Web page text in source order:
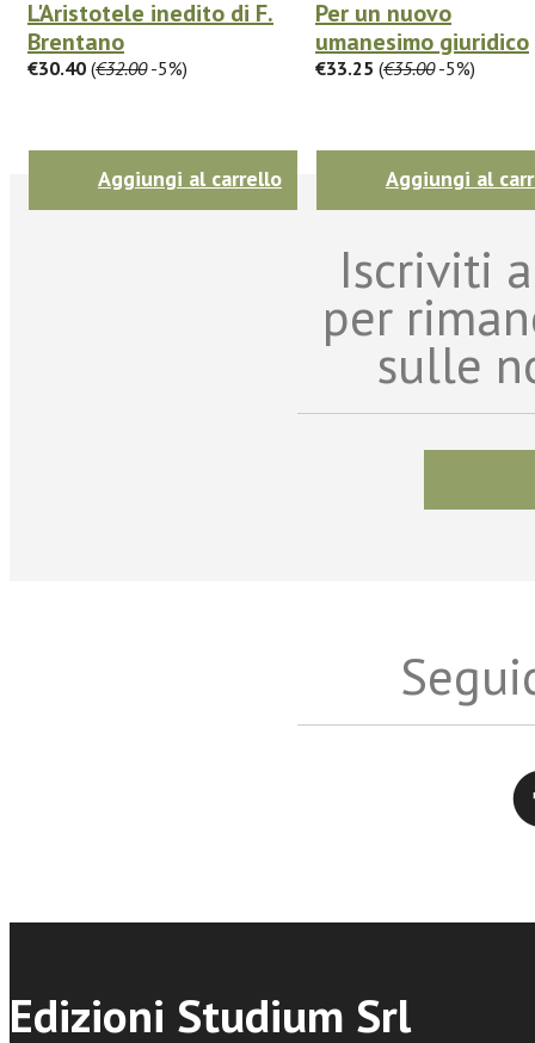
L'Aristotele inedito di F.
Brentano
€30.40 (€32.00-5%)
Aggiungi al carrello
Per un nuovo
umanesimo giuridico
€33.25 (€35.00-5%)
Aggiungi al
Iscriviti
per
sulle
Edizioni Studium Srl